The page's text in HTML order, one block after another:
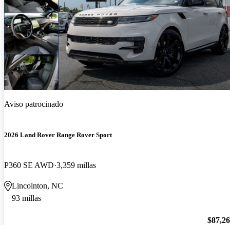
Aviso patrocinado
2026 Land Rover Range Rover Sport
P360 SE AWD 3,359 millas
Lincolnton, NC
93 millas